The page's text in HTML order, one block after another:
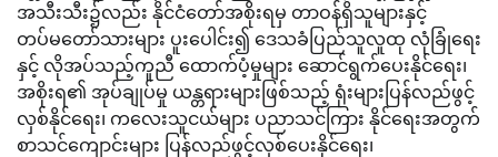
အသီးသီး၌လည်း နိုင်ငံတော်အစိုးရမှ တာဝန်ရှိသူများနှင့်
တပ်မတော်သားများ ပူးပေါင်း၍ ဒေသခံပြည်သူလူထု လုံခြုံရေး
နှင့် လိုအပ်သည့်ကူညီ ထောက်ပံ့မှုများ ဆောင်ရွက်ပေးနိုင်ရေး၊
အစိုးရ၏ အုပ်ချုပ်မှု ယန္တရားများဖြစ်သည့် ရုံးများပြန်လည်ဖွင့်
လှစ်နိုင်ရေး၊ ကလေးသူငယ်များ ပညာသင်ကြား နိုင်ရေးအတွက်
စာသင်ကျောင်းများ ပြန်လည်ဖွင့်လှစ်ပေးနိုင်ရေး၊